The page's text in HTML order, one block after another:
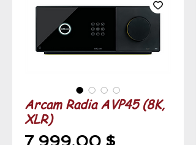
Arcam Radia AVP45 (8K,
XLR)
7 999,00 $